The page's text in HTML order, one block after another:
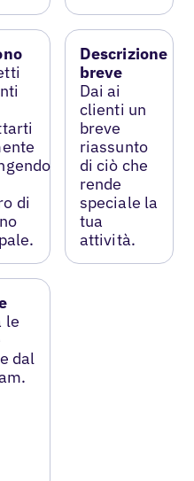
di
Descrizione
breve
Dai ai
clienti un
breve
riassunto
di ciò che
rende
speciale la
tua
attività.
le
dal